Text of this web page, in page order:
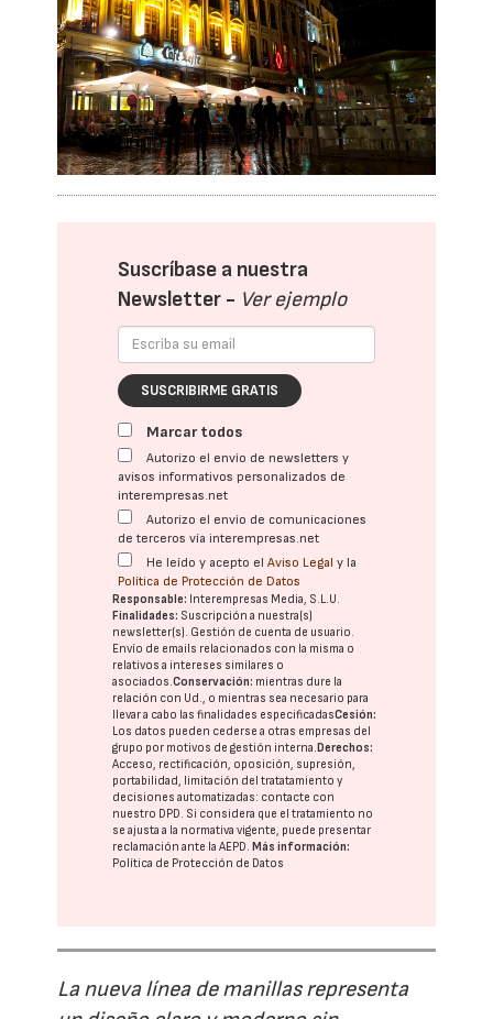
Suscríbase a nuestra
Newsletter - Ver ejemplo
SUSCRIBIRME GRATIS
Marcar todos
Autorizo el envío de newsletters y
avisos informativos personalizados de
interempresas.net
Autorizo el envío de comunicaciones
de terceros vía interempresas.net
He leído y acepto elAviso Legal y la
Política de Protección de Datos
Responsable: Interempresas Media, S.L.U.
Finalidades: Suscripción a nuestra(s)
newsletter(s). Gestión de cuenta de usuario.
Envío de emails relacionados con la misma o
relativos a intereses similares o
asociados.Conservación: mientras dure la
relación con Ud., o mientras sea necesario para
llevar a cabo las finalidades especificadasCesión:
Los datos pueden cederse a otras empresas del
grupo por motivos de gestión interna.Derechos:
Acceso, rectificación, oposición, supresión,
portabilidad, limitación del tratatamiento y
decisiones automatizadas: contacte con
nuestro DPD . Si considera que el tratamiento no
se ajusta a la normativa vigente, puede presentar
reclamación ante laAEPD .Más información:
Política de Protección de Datos
La nueva línea de manillas representa